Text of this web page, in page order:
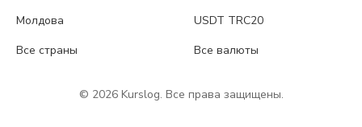
Молдова
Все страны
USDT TRC20
Все валюты
© 2026 Kurslog. Все права защищены.